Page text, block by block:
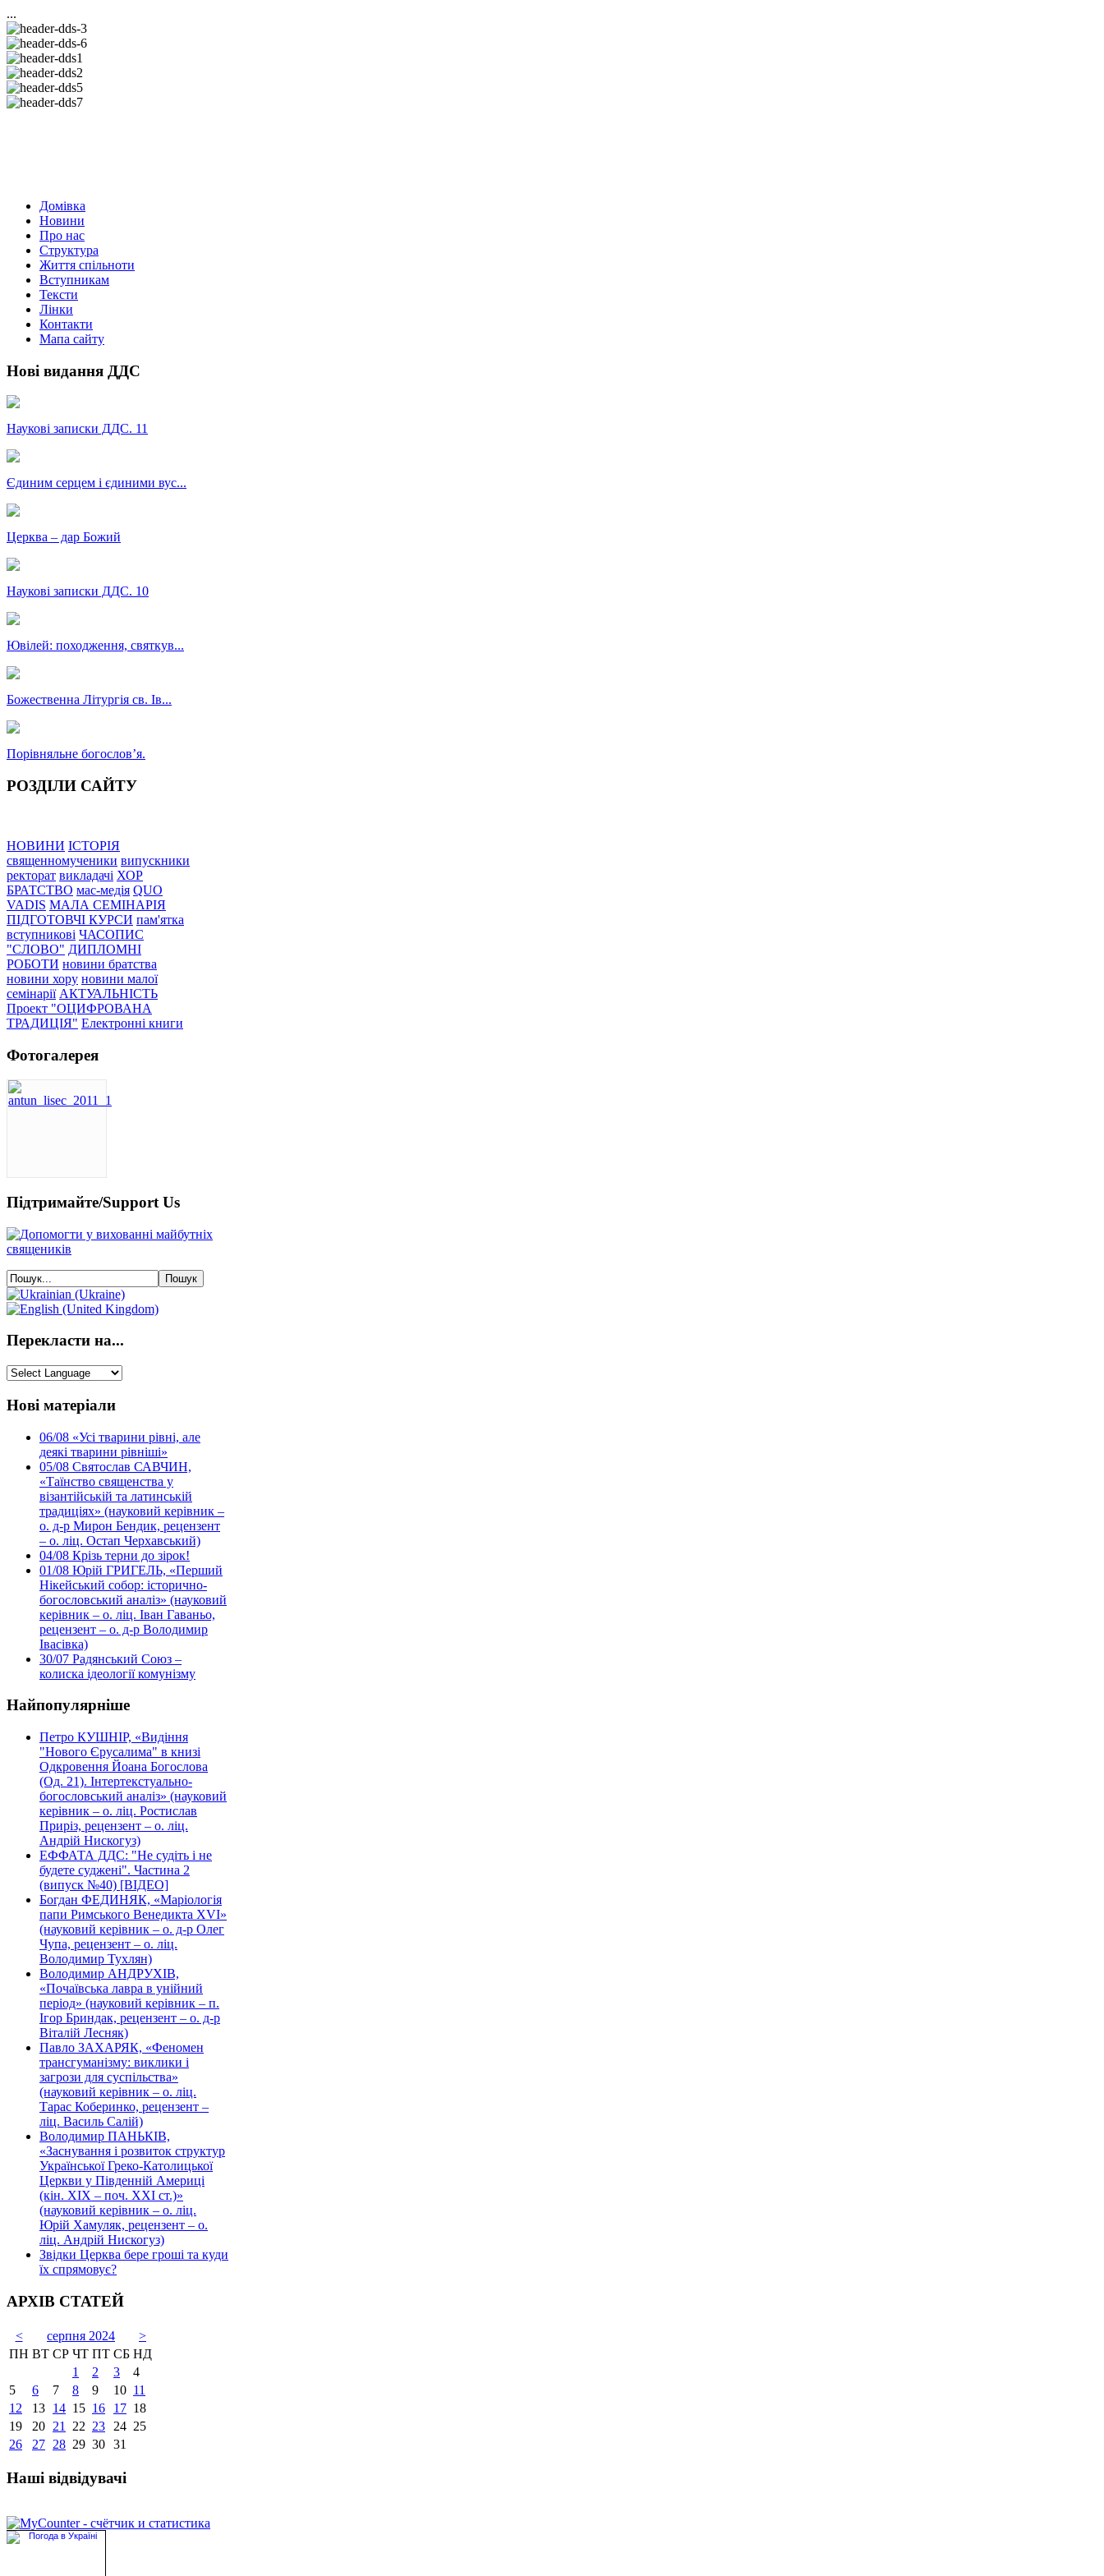
...
Домівка
Новини
Про нас
Структура
Життя спільноти
Вступникам
Тексти
Лінки
Контакти
Мапа сайту
Нові видання ДДС
Наукові записки ДДС. 11
Єдиним серцем і єдиними вус...
Церква – дар Божий
Наукові записки ДДС. 10
Ювілей: походження, святкув...
Божественна Літургія св. Ів...
Порівняльне богословʼя.
РОЗДІЛИ САЙТУ
НОВИНИ ІСТОРІЯ
священномученики випускники
ректорат викладачі ХОР
БРАТСТВО мас-медія QUO
VADIS МАЛА СЕМІНАРІЯ
ПІДГОТОВЧІ КУРСИ пам'ятка
вступникові ЧАСОПИС
"СЛОВО" ДИПЛОМНІ
РОБОТИ новини братства
новини хору новини малої
семінарії АКТУАЛЬНІСТЬ
Проект "ОЦИФРОВАНА
ТРАДИЦІЯ" Електронні книги
Фотогалерея
Підтримайте/Support Us
Перекласти на...
Нові матеріали
06/08 «Усі тварини рівні, але
деякі тварини рівніші»
05/08 Святослав САВЧИН,
«Таїнство священства у
візантійській та латинській
традиціях» (науковий керівник –
о. д-р Мирон Бендик, рецензент
– о. ліц. Остап Черхавський)
04/08 Крізь терни до зірок!
01/08 Юрій ГРИГЕЛЬ, «Перший
Нікейський собор: історично-
богословський аналіз» (науковий
керівник – о. ліц. Іван Гаваньо,
рецензент – о. д-р Володимир
Івасівка)
30/07 Радянський Союз –
колиска ідеології комунізму
Найпопулярніше
Петро КУШНІР, «Видіння
"Нового Єрусалима" в книзі
Одкровення Йоана Богослова
(Од. 21). Інтертекстуально-
богословський аналіз» (науковий
керівник – о. ліц. Ростислав
Приріз, рецензент – о. ліц.
Андрій Нискогуз)
ЕФФАТА ДДС: "Не судіть і не
будете суджені". Частина 2
(випуск №40) [ВІДЕО]
Богдан ФЕДИНЯК, «Маріологія
папи Римського Венедикта XVI»
(науковий керівник – о. д-р Олег
Чупа, рецензент – о. ліц.
Володимир Тухлян)
Володимир АНДРУХІВ,
«Почаївська лавра в унійний
період» (науковий керівник – п.
Ігор Бриндак, рецензент – о. д-р
Віталій Лесняк)
Павло ЗАХАРЯК, «Феномен
трансгуманізму: виклики і
загрози для суспільства»
(науковий керівник – о. ліц.
Тарас Коберинко, рецензент –
ліц. Василь Салій)
Володимир ПАНЬКІВ,
«Заснування і розвиток структур
Української Греко-Католицької
Церкви у Південній Америці
(кін. ХІХ – поч. ХХІ ст.)»
(науковий керівник – о. ліц.
Юрій Хамуляк, рецензент – о.
ліц. Андрій Нискогуз)
Звідки Церква бере гроші та куди
їх спрямовує?
АРХІВ СТАТЕЙ
< серпня 2024
>
ПН ВТ СР ЧТ ПТ СБ НД
1
2 3
4
5
6 7 8 9 10 11
12
13 14 15 16 17 18
19
20 21 22 23 24 25
26
27 28 29 30 31
Наші відвідувачі